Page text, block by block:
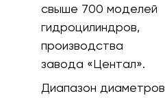
свыше 700 моделей
гидроцилиндров,
производства
завода «Центал».
Диапазон диаметров